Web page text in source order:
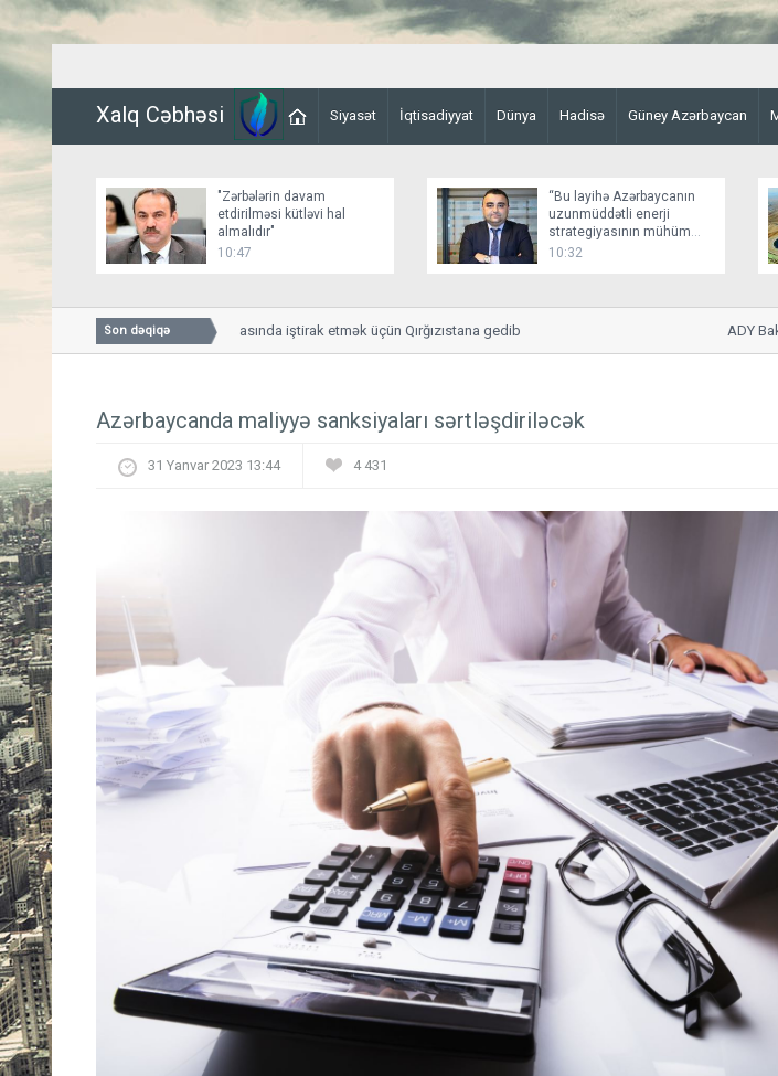
Xalq Cəbhəsi Siyasət İqtisadiyyat Dünya Hadisə Güney Azərbaycan
"Zərbələrin davam
etdirilməsi kütləvi hal
almalıdır"
10:47
“Bu layihə Azərbaycanın
uzunmüddətli enerji
strategiyasının mühüm
elementidir”
10:32
Son dəqiqə
Paşinyan Aİİ-nin iclasında iştirak etmək üçün Qırğızıstana gedib ADY
Azərbaycanda maliyyə sanksiyaları sərtləşdiriləcək
31 Yanvar 2023 13:44 4 431